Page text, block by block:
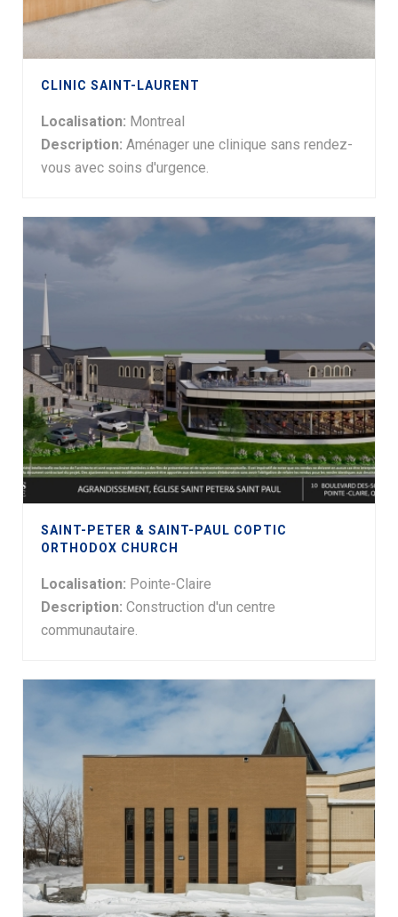
CLINIC SAINT-LAURENT
Localisation: Montreal
Description: Aménager une clinique sans rendez-
vous avec soins d'urgence.
SAINT-PETER & SAINT-PAUL COPTIC
ORTHODOX CHURCH
Localisation: Pointe-Claire
Description: Construction d'un centre
communautaire.